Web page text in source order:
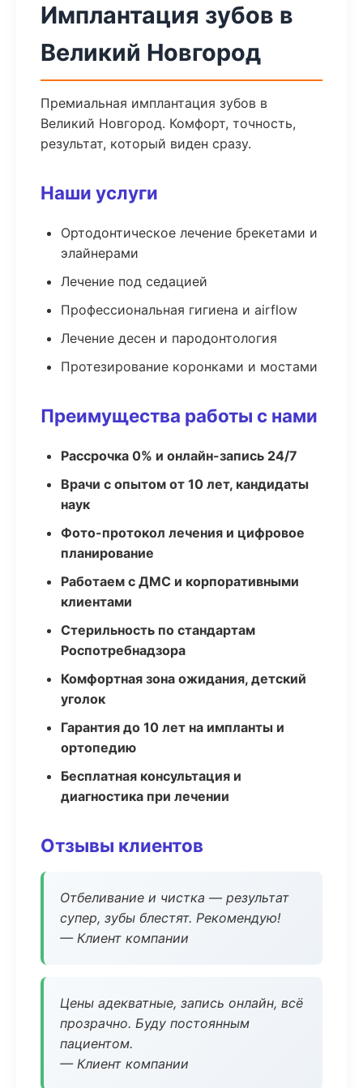
Имплантация зубов в
Великий Новгород
Премиальная имплантация зубов в
Великий Новгород. Комфорт, точность,
результат, который виден сразу.
Наши услуги
Ортодонтическое лечение брекетами и
элайнерами
Лечение под седацией
Профессиональная гигиена и airflow
Лечение десен и пародонтология
Протезирование коронками и мостами
Преимущества работы с нами
Рассрочка 0% и онлайн-запись 24/7
Врачи с опытом от 10 лет, кандидаты
наук
Фото-протокол лечения и цифровое
планирование
Работаем с ДМС и корпоративными
клиентами
Стерильность по стандартам
Роспотребнадзора
Комфортная зона ожидания, детский
уголок
Гарантия до 10 лет на импланты и
ортопедию
Бесплатная консультация и
диагностика при лечении
Отзывы клиентов
Отбеливание и чистка — результат
супер, зубы блестят. Рекомендую!
— Клиент компании
Цены адекватные, запись онлайн, всё
прозрачно. Буду постоянным
пациентом.
— Клиент компании